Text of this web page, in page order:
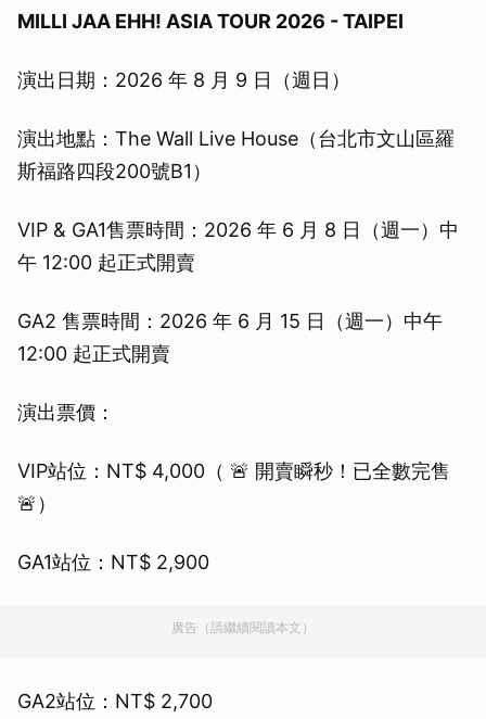
MILLI JAA EHH! ASIA TOUR 2026 - TAIPEI
演出日期：2026 年 8 月 9 日（週日）
演出地點：The Wall Live House（台北市文山區羅
斯福路四段200號B1）
VIP & GA1售票時間：2026 年 6 月 8 日（週一）中
午 12:00 起正式開賣
GA2 售票時間：2026 年 6 月 15 日（週一）中午
12:00 起正式開賣
演出票價：
VIP站位：NT$ 4,000（ 🚨 開賣瞬秒！已全數完售
🚨）
GA1站位：NT$ 2,900
廣告（請繼續閱讀本文）
GA2站位：NT$ 2,700